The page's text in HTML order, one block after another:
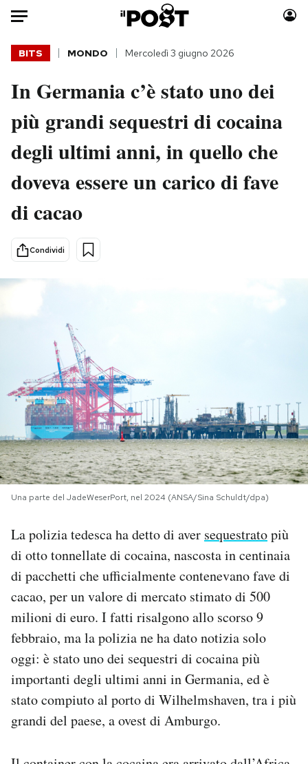
Auto
HOME
Mondo
Politica
Scienza
Economia
Moda
Consumismi
Storie/Idee
PODCAST
NEWSLETTER
I MIEI PREFERITI
SHOP
AREA PERSONALE
Area Personale
Regala il Post
Hai bisogno di aiuto?
Esci
BITS MONDO Mercoledì 3 giugno 2026
In Germania c’è stato uno dei
più grandi sequestri di cocaina
degli ultimi anni, in quello che
doveva essere un carico di fave
di cacao
Condividi
Una parte del JadeWeserPort, nel 2024 (ANSA/Sina Schuldt/dpa)
La polizia tedesca ha detto di aver sequestratopiù
di otto tonnellate di cocaina, nascosta in centinaia
di pacchetti che ufficialmente contenevano fave di
cacao, per un valore di mercato stimato di 500
milioni di euro. I fatti risalgono allo scorso 9
febbraio, ma la polizia ne ha dato notizia solo
oggi: è stato uno dei sequestri di cocaina più
importanti degli ultimi anni in Germania, ed è
stato compiuto al porto di Wilhelmshaven, tra i più
grandi del paese, a ovest di Amburgo.